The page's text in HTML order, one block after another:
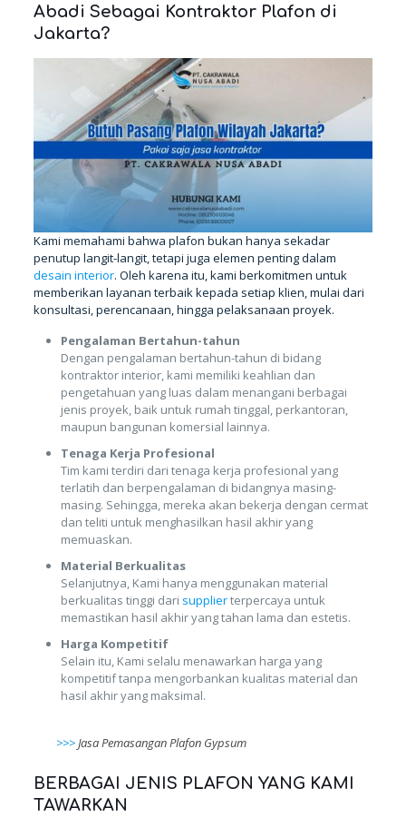
Abadi Sebagai Kontraktor Plafon di
Jakarta?
Kami memahami bahwa plafon bukan hanya sekadar
penutup langit-langit, tetapi juga elemen penting dalam
desain interior. Oleh karena itu, kami berkomitmen untuk
memberikan layanan terbaik kepada setiap klien, mulai dari
konsultasi, perencanaan, hingga pelaksanaan proyek.
Pengalaman Bertahun-tahun
Dengan pengalaman bertahun-tahun di bidang
kontraktor interior, kami memiliki keahlian dan
pengetahuan yang luas dalam menangani berbagai
jenis proyek, baik untuk rumah tinggal, perkantoran,
maupun bangunan komersial lainnya.
Tenaga Kerja Profesional
Tim kami terdiri dari tenaga kerja profesional yang
terlatih dan berpengalaman di bidangnya masing-
masing. Sehingga, mereka akan bekerja dengan cermat
dan teliti untuk menghasilkan hasil akhir yang
memuaskan.
Material Berkualitas
Selanjutnya, Kami hanya menggunakan material
berkualitas tinggi dari supplierterpercaya untuk
memastikan hasil akhir yang tahan lama dan estetis.
Harga Kompetitif
Selain itu, Kami selalu menawarkan harga yang
kompetitif tanpa mengorbankan kualitas material dan
hasil akhir yang maksimal.
>>>Jasa Pemasangan Plafon Gypsum
BERBAGAI JENIS PLAFON YANG KAMI
TAWARKAN